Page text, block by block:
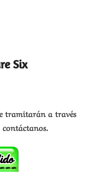
Six
tramitarán a través
contáctanos.